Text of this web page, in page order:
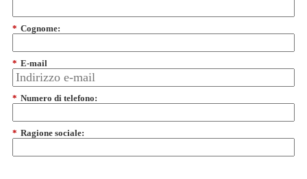
* Cognome:
* E-mail
* Numero di telefono:
* Ragione sociale: